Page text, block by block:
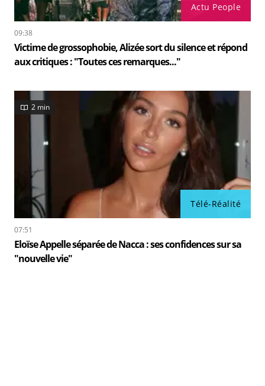
Actu People
09:38
Victime de grossophobie, Alizée sort du silence et répond
aux critiques : "Toutes ces remarques..."
Télé-Réalité
2 min
07:51
Eloïse Appelle séparée de Nacca : ses confidences sur sa
"nouvelle vie"